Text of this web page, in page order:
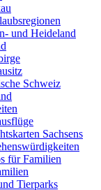
und Heideland
Schweiz
Sachsens
für Familien
Tierparks